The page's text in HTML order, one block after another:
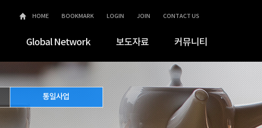
HOME BOOKMARK LOGIN JOIN CONTACT US
Global Network 보도자료 커뮤니티
통일사업